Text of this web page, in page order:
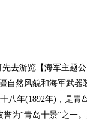
去游览【海军主题
自然风貌和海军武
八年(1892年)，是
为“青岛十景”之